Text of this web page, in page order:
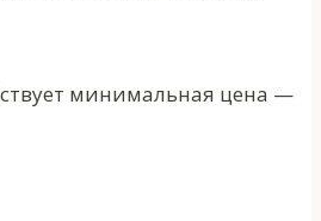
минимальная цена —